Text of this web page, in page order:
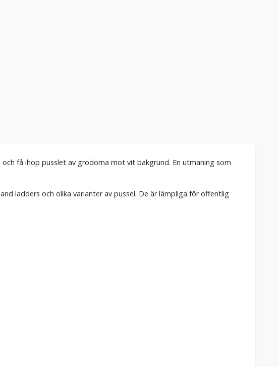
få ihop pusslet av grodorna mot vit bakgrund. En utmaning som
ladders och olika varianter av pussel. De är lämpliga för offentlig